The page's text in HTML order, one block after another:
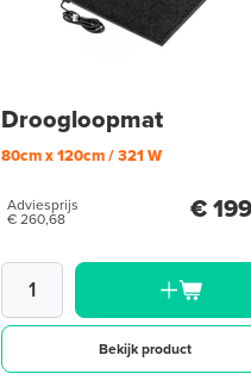
Droogloopmat
80cm x 120cm / 321 W
Adviesprijs
€ 260,68
€
Bekijk product